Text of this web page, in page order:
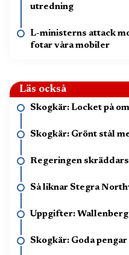
utredning
L-ministerns attack
fotar våra mobiler
Läs också
Skogkär: Locket på
Skogkär: Grönt stål
Regeringen
Så liknar Stegra
Uppgifter:
Skogkär: Goda